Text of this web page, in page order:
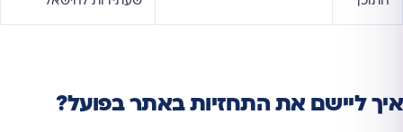
איך ליישם את התחזיות באתר בפועל?